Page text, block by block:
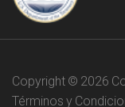
Copyright © 2026
Términos y